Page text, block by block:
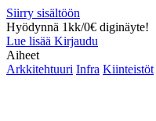
Siirry sisältöön
Hyödynnä 1kk/0€ diginäyte!
Lue lisää Kirjaudu
Aiheet
Arkkitehtuuri Infra Kiinteistöt